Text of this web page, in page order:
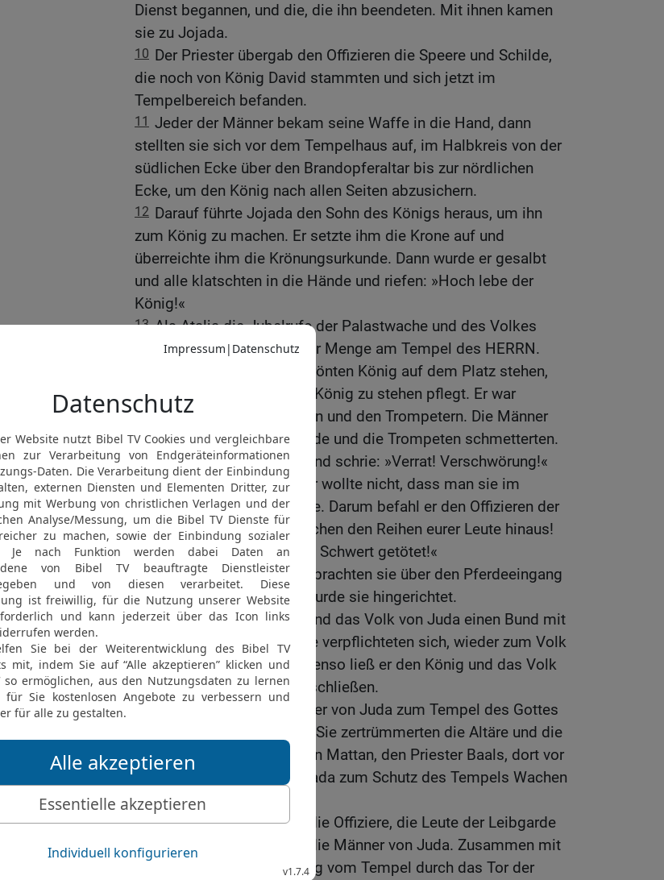
Dienst begannen, und die, die ihn beendeten. Mit ihnen kamen
sie zu Jojada.
10 Der Priester übergab den Offizieren die Speere und Schilde,
die noch von König David stammten und sich jetzt im
Tempelbereich befanden.
11 Jeder der Männer bekam seine Waffe in die Hand, dann
stellten sie sich vor dem Tempelhaus auf, im Halbkreis von der
südlichen Ecke über den Brandopferaltar bis zur nördlichen
Ecke, um den König nach allen Seiten abzusichern.
12 Darauf führte Jojada den Sohn des Königs heraus, um ihn
zum König zu machen. Er setzte ihm die Krone auf und
überreichte ihm die Krönungsurkunde. Dann wurde er gesalbt
und alle klatschten in die Hände und riefen: »Hoch lebe der
König!«
13 Als Atalja die Jubelrufe der Palastwache und des Volkes
hörte, begab sie sich zu der Menge am Tempel des HERRN.
Da sah sie den neu gekrönten König auf dem Platz stehen,
wo nach altem Brauch der König zu stehen pflegt. Er war
umgeben von den Offizieren und den Trompetern. Die Männer
von Juda jubelten vor Freude und die Trompeten schmetterten.
Atalja zerriss ihr Gewand und schrie: »Verrat! Verschwörung!«
15 Der Priester Jojada aber wollte nicht, dass man sie im
Bereich des Tempels tötete. Darum befahl er den Offizieren der
Leibgarde: »Führt sie zwischen den Reihen eurer Leute hinaus!
Wer ihr folgt, wird mit dem Schwert getötet!«
16 Sie ergriffen Atalja und brachten sie über den Pferdeeingang
in den Palastbezirk. Dort wurde sie hingerichtet.
17 Jojada ließ den König und das Volk von Juda einen Bund mit
dem HERRN schließen. Sie verpflichteten sich, wieder zum Volk
des HERRN zu werden. Ebenso ließ er den König und das Volk
untereinander einen Bund schließen.
18
Darauf zogen alle Männer von Juda zum Tempel des Gottes
Baal und rissen ihn nieder. Sie zertrümmerten die Altäre und die
Götterbilder und erschlugen Mattan, den Priester Baals, dort vor
den Altären. Nachdem Jojada zum Schutz des Tempels Wachen
aufgestellt hatte,
19 rief er alle zusammen, die Offiziere, die Leute der Leibgarde
und der Palastwache und die Männer von Juda. Zusammen mit
ihnen geleitete er den König vom Tempel durch das Tor der